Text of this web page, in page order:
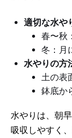
適切な水や
春〜秋
冬：月
水やりの方
土の表
鉢底か
水やりは、朝
吸収しやすく